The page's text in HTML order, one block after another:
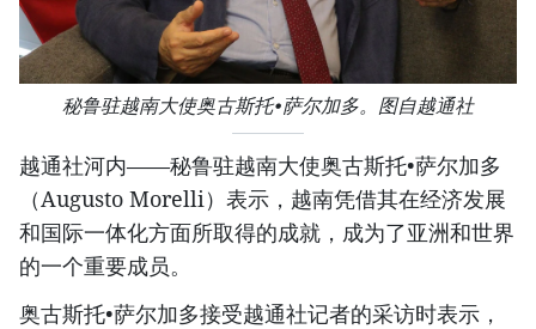
秘鲁驻越南大使奥古斯托•萨尔加多。图自越通社
越通社河内——秘鲁驻越南大使奥古斯托•萨尔加多
（Augusto Morelli）表示，越南凭借其在经济发展
和国际一体化方面所取得的成就，成为了亚洲和世界
的一个重要成员。
奥古斯托•萨尔加多接受越通社记者的采访时表示，